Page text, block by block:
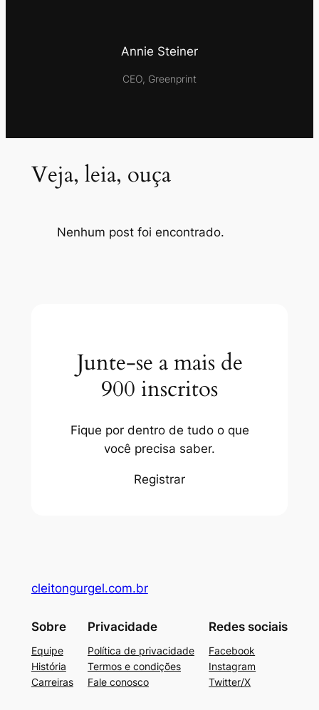
Annie Steiner
CEO, Greenprint
Veja, leia, ouça
Nenhum post foi encontrado.
Junte-se a mais de
900 inscritos
Fique por dentro de tudo o que
você precisa saber.
Registrar
cleitongurgel.com.br
Sobre
Equipe
História
Carreiras
Privacidade
Política de privacidade
Termos e condições
Fale conosco
Redes sociais
Facebook
Instagram
Twitter/X